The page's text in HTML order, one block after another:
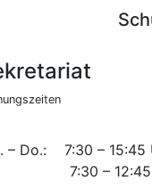
– Do.: 7:30 – 15:45
7:30 – 12:45